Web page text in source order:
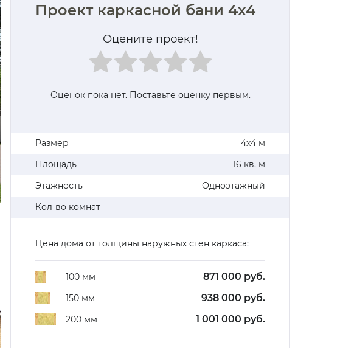
Проект каркасной бани 4х4
Оцените проект!
Оценок пока нет. Поставьте оценку первым.
Размер
4х4 м
Площадь
16 кв. м
Этажность
Одноэтажный
Кол-во комнат
Цена дома от толщины наружных стен каркаса:
100 мм 871 000 руб.
150 мм 938 000 руб.
200 мм 1 001 000 руб.